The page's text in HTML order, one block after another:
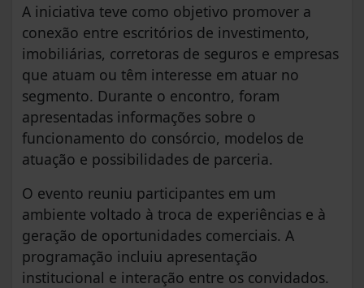
A iniciativa teve como objetivo promover a
conexão entre escritórios de investimento,
imobiliárias, corretoras de seguros e empresas
que atuam ou têm interesse em atuar no
segmento. Durante o encontro, foram
apresentadas informações sobre o
funcionamento do consórcio, modelos de
atuação e possibilidades de parceria.
O evento reuniu participantes em um
ambiente voltado à troca de experiências e à
geração de oportunidades comerciais. A
programação incluiu apresentação
institucional e interação entre os convidados.